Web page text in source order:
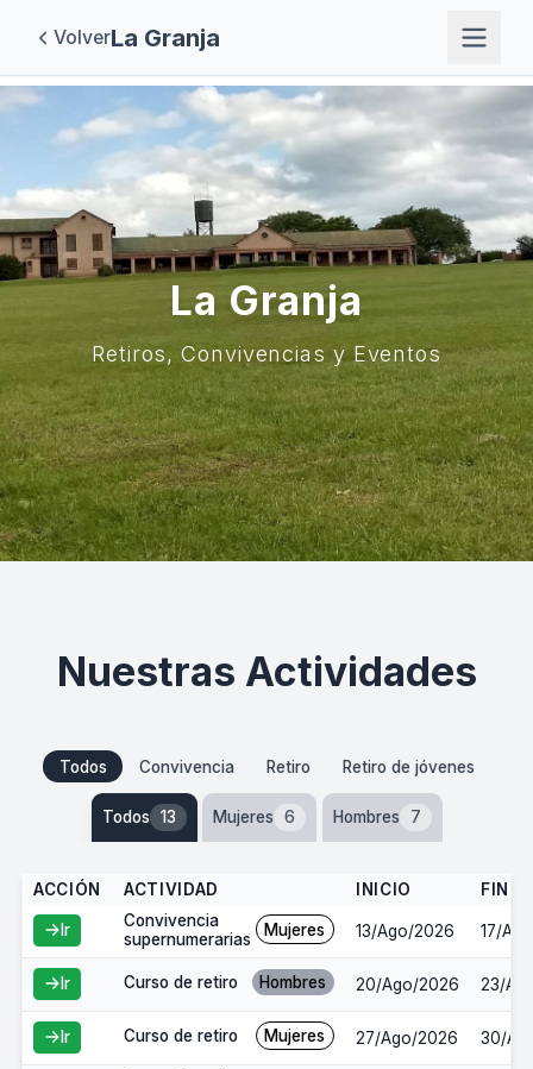
VolverLa Granja
La Granja
Retiros, Convivencias y Eventos
Nuestras Actividades
Todos Convivencia Retiro Retiro de jóvenes
Todos 13 Mujeres 6 Hombres 7
ACCIÓN ACTIVIDAD INICIO FIN
Ir
Convivencia
supernumerarias
Mujeres 13/Ago/2026 17/
Ir Curso de retiro Hombres 20/Ago/2026 23/
Ir Curso de retiro Mujeres 27/Ago/2026 30/